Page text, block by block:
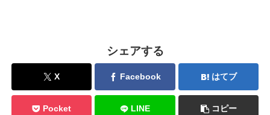
シェアする
X Facebook はてブ
Pocket LINE コピー